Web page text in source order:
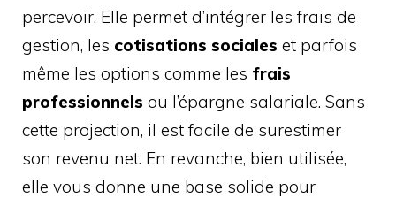
percevoir. Elle permet d’intégrer les frais de
gestion, les cotisations sociales et parfois
même les options comme les frais
professionnels ou l’épargne salariale. Sans
cette projection, il est facile de surestimer
son revenu net. En revanche, bien utilisée,
elle vous donne une base solide pour